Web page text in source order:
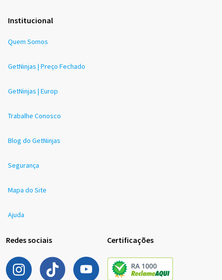
Institucional
Quem Somos
GetNinjas | Preço Fechado
GetNinjas | Europ
Trabalhe Conosco
Blog do GetNinjas
Segurança
Mapa do Site
Ajuda
Redes sociais Certificações